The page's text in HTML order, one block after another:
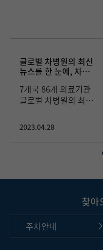
글로벌 차병원의 최신
뉴스를 한 눈에, 차병
7개국 86개 의료기관
글로벌 차병원의 최신
2023.04.28
찾아
주차안내